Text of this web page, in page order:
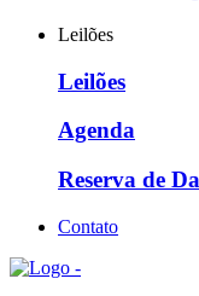
Leilões
Leilões
Agenda
Reserva de
Contato